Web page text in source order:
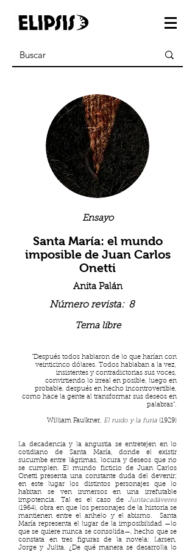
Ensayo
Santa María: el mundo
imposible de Juan Carlos
Onetti
Anita Palán
Número revista: 8
Tema libre
“Después todos hablaron de lo que harían con
veinticinco dólares. Todos hablaban a la vez,
insistentes y contradictorias sus voces,
convirtiendo lo irreal en posible, luego en
probable, después en hecho incontrovertible,
como hace la gente al transformar sus deseos en
palabras”.
William Faulkner, El ruido y la furia (1929)
La decadencia y la angustia se entretejen en lo
cotidiano de Santa María, donde el existir
sucumbe entre lágrimas, locura y deseos que no
se cumplen. El mundo ficticio de Juan Carlos
Onetti presenta una constante duda del devenir;
en este lugar los distintos personajes que lo
habitan se ven inmersos en una irrefutable
impotencia. Tal es el caso de Juntacadáveres
(1964), obra en que los personajes de la historia se
mantienen entre el anhelo y el abismo. Santa
María representa el lugar de la imposibilidad —lo
que se quiere nunca se consolida—, hecho que se
constata en tres figuras de la novela: Larsen,
Jorge y Julita. ¿De qué manera se desarrolla lo